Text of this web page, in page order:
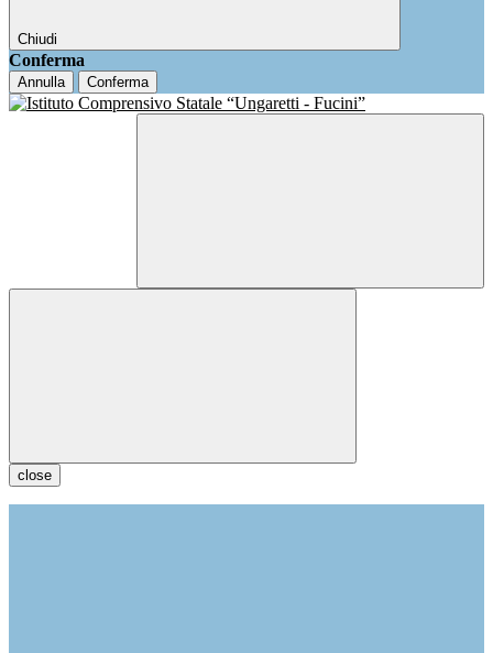
Chiudi
Conferma
Annulla Conferma
close